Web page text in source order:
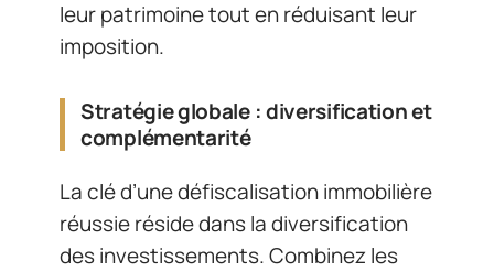
leur patrimoine tout en réduisant leur
imposition.
Stratégie globale : diversification et
complémentarité
La clé d’une défiscalisation immobilière
réussie réside dans la diversification
des investissements. Combinez les